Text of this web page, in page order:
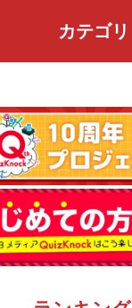
カテゴリ